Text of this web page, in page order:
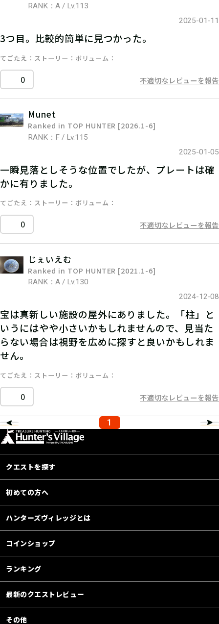
RANK：A / Lv.113
2025-01-11
3つ目。比較的簡単に見つかった。
てごたえ ストーリー ボリューム
0 不適切なレビューを報告
Munet
Ranked in TOP HUNTER [2026.1-6]
RANK：F / Lv.115
2025-01-05
一瞬見落としそうな位置でしたが、プレートは確
かに有りました。
てごたえ ストーリー ボリューム
0 不適切なレビューを報告
じぇいえむ
Ranked in TOP HUNTER [2021.1-6]
RANK：A / Lv.130
2024-12-08
宝は真新しい施設の屋外にありました。「柱」と
いうにはやや小さいかもしれませんので、見当た
らない場合は視野を広めに探すと良いかもしれま
せん。
てごたえ ストーリー ボリューム
0 不適切なレビューを報告
1
クエストを探す
初めての方へ
ハンターズヴィレッジとは
コインショップ
ランキング
最新のクエストレビュー
その他